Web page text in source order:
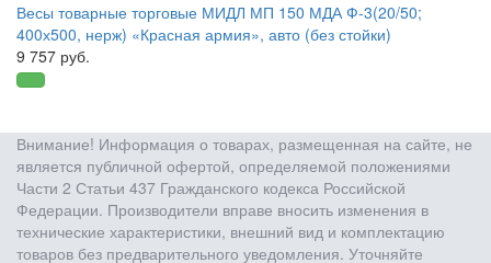
Весы товарные торговые МИДЛ МП 150 МДА Ф-3(20/50;
400х500, нерж) «Красная армия», авто (без стойки)
9 757 руб.
Внимание! Информация о товарах, размещенная на сайте, не
является публичной офертой, определяемой положениями
Части 2 Статьи 437 Гражданского кодекса Российской
Федерации. Производители вправе вносить изменения в
технические характеристики, внешний вид и комплектацию
товаров без предварительного уведомления. Уточняйте